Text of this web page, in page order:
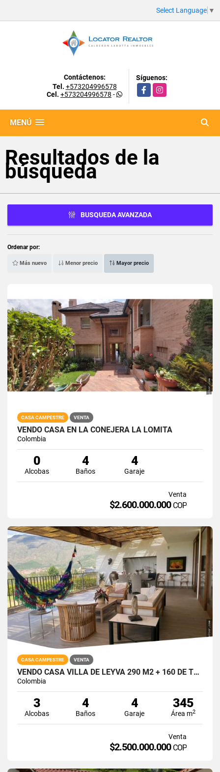
Select Language ▼
Contáctenos:
Tel. +573204996578
Cel. +573204996578 -
Síguenos:
FacebookInstagram
MENÚ
Resultados de la
búsqueda
BUSQUEDA AVANZADA
Ordenar por:
Más nuevo Menor precio Mayor precio
CASA CAMPESTRE VENTA
VENDO CASA EN LA CONEJERA LA LOMITA
Colombia
0
Alcobas
4
Baños
4
Garaje
Venta
$2.600.000.000 COP
CASA CAMPESTRE VENTA
VENDO CASA VILLA DE LEYVA 290 M2 + 160 DE TERRAZA EN CONJUNTO VISTAZA!
Colombia
3
Alcobas
4
Baños
4
Garaje
345
Área m2
Venta
$2.500.000.000 COP